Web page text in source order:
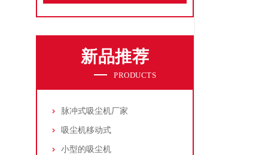
新品推荐
PRODUCTS
脉冲式吸尘机厂家
吸尘机移动式
小型的吸尘机